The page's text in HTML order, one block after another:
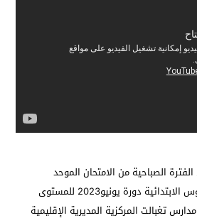
الصباحية من الامتحان الموحد
الإقليمي لنيل شهادة الدروس الابتدائية دورة يونيو2023 للمستوى
تغبالت المركزية المديرية الإقليمية